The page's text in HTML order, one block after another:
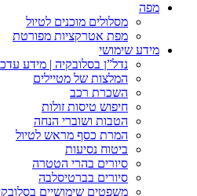
מפה
מסלולים מוכנים לטיול
מפת אטרקציות מפורטת
מידע שימושי
נדל”ן בסלובקיה | מידע
המלצות של מטיילים
השכרת רכב
חיפוש טיסות זולות
הטבות ושוברי הנחה
המרת כסף מראש לטיול
ביטוח נסיעות
סיורים בהרי הטטרה
סיורים בברטיסלבה
משפטים שימושיים